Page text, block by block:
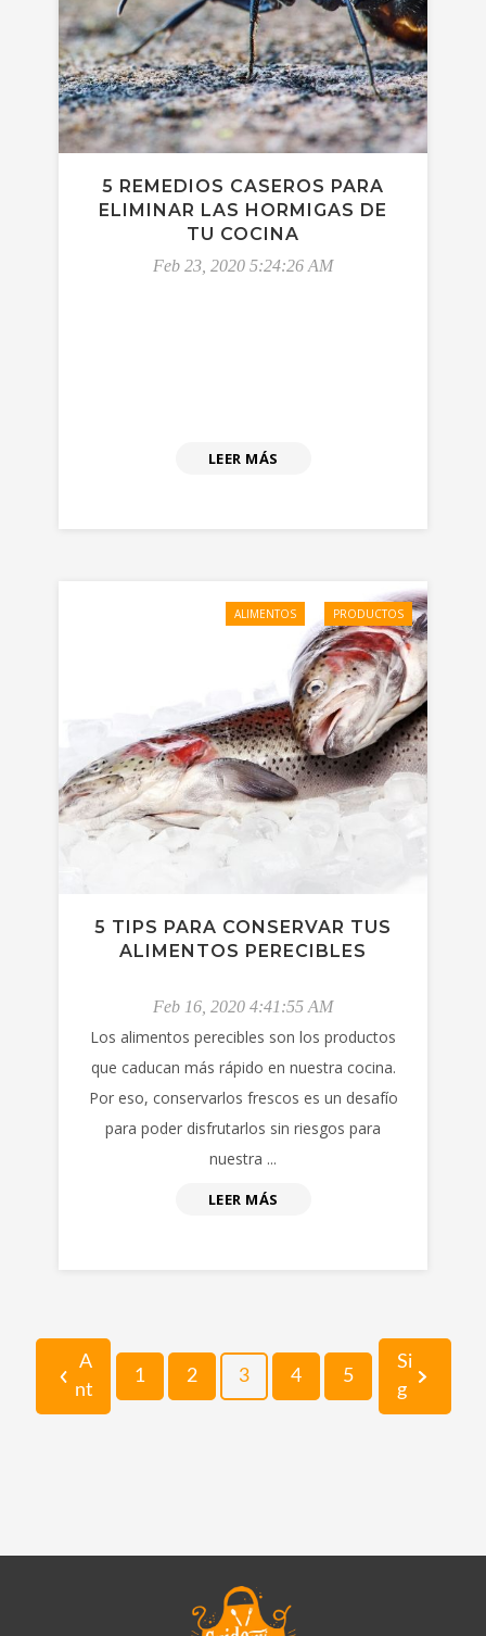
5 REMEDIOS CASEROS PARA
ELIMINAR LAS HORMIGAS DE
TU COCINA
Feb 23, 2020 5:24:26 AM
LEER MÁS
ALIMENTOS PRODUCTOS
5 TIPS PARA CONSERVAR TUS
ALIMENTOS PERECIBLES
Feb 16, 2020 4:41:55 AM
Los alimentos perecibles son los productos
que caducan más rápido en nuestra cocina.
Por eso, conservarlos frescos es un desafío
para poder disfrutarlos sin riesgos para
nuestra ...
LEER MÁS
A
nt
1 2 3 4 5
Si
g